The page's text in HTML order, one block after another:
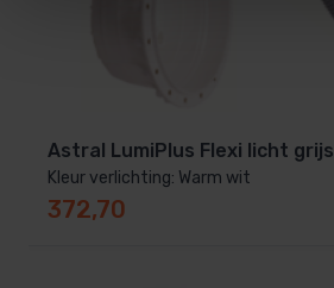
Astral LumiPlus Flexi licht grijs
Kleur verlichting: Warm wit
372,70